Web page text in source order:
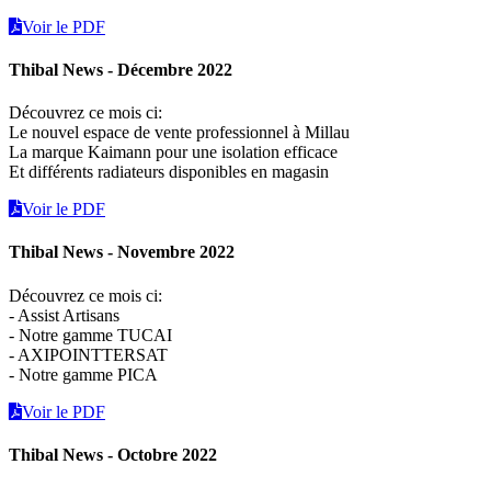
Voir le PDF
Thibal News - Décembre 2022
Découvrez ce mois ci:
Le nouvel espace de vente professionnel à Millau
La marque Kaimann pour une isolation efficace
Et différents radiateurs disponibles en magasin
Voir le PDF
Thibal News - Novembre 2022
Découvrez ce mois ci:
- Assist Artisans
- Notre gamme TUCAI
- AXIPOINTTERSAT
- Notre gamme PICA
Voir le PDF
Thibal News - Octobre 2022